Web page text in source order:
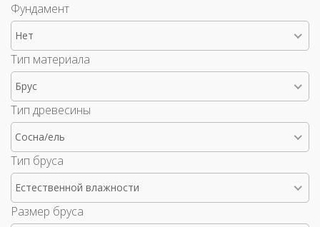
Фундамент
Нет
Тип материала
Брус
Тип древесины
Сосна/ель
Тип бруса
Естественной влажности
Размер бруса